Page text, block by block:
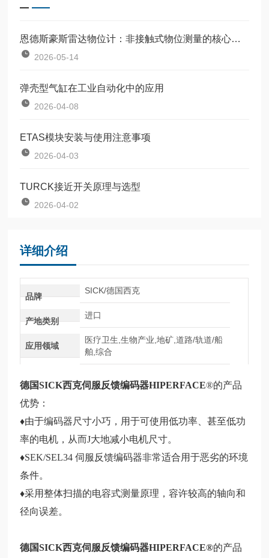
恩德斯豪斯雷达物位计：非接触式物位测量的核心设备
2026-05-14
弹壳型气缸在工业自动化中的应用
2026-04-08
ETAS模块安装与使用注意事项
2026-04-03
TURCK接近开关原理与选型
2026-04-02
详细介绍
品牌
SICK/德国西克
产地类别
进口
应用领域
医疗卫生,生物产业,地矿,道路/轨道/船
舶,综合
德国SICK西克伺服反馈编码器HIPERFACE®的产品
优势：
♦由于编码器尺寸小巧，用于可使用低功率、甚至低功
率的电机，从而J大地减小电机尺寸。
♦SEK/SEL34 伺服反馈编码器非常适合用于恶劣的环境
条件。
♦采用整体扫描的电容式测量原理，容许较高的轴向和
径向误差。
德国SICK西克伺服反馈编码器HIPERFACE®的产品